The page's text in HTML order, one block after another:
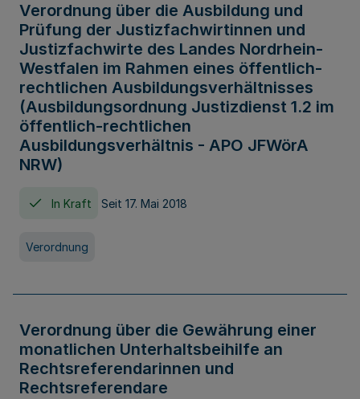
Verordnung über die Ausbildung und
Prüfung der Justizfachwirtinnen und
Justizfachwirte des Landes Nordrhein-
Westfalen im Rahmen eines öffentlich-
rechtlichen Ausbildungsverhältnisses
(Ausbildungsordnung Justizdienst 1.2 im
öffentlich-rechtlichen
Ausbildungsverhältnis - APO JFWörA
NRW)
In Kraft Seit 17. Mai 2018
Verordnung
Verordnung über die Gewährung einer
monatlichen Unterhaltsbeihilfe an
Rechtsreferendarinnen und
Rechtsreferendare